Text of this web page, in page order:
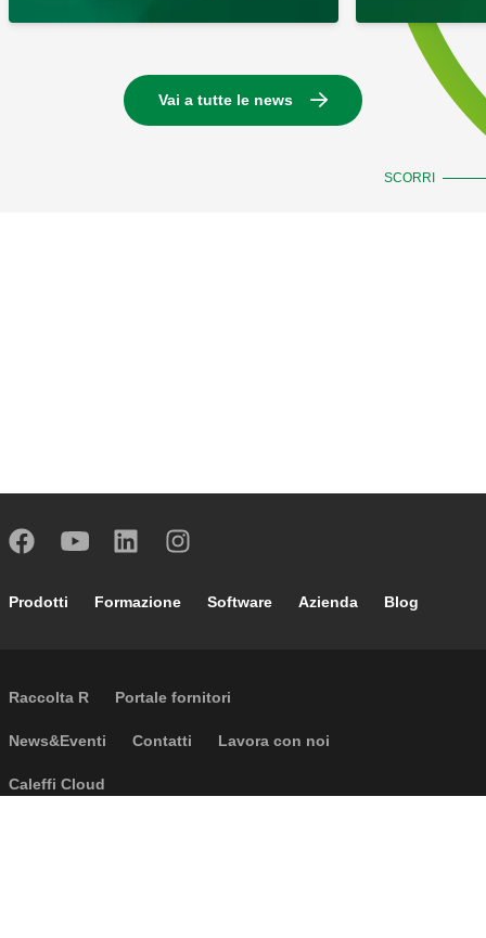
SCORRI
Vai a tutte le news
Footer main navigation
Prodotti Formazione Software Azienda Blog
External links
Raccolta R Portale fornitori
Footer secondary navigation
News&Eventi Contatti Lavora con noi
Caleffi Cloud